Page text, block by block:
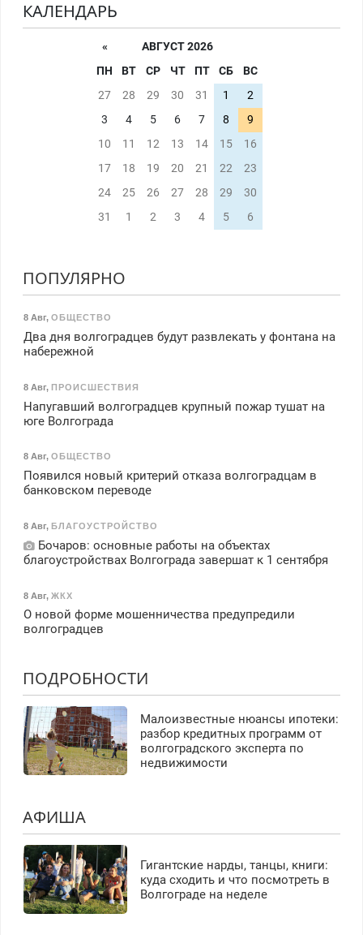
КАЛЕНДАРЬ
«
АВГУСТ 2026
ПН
ВТ СР ЧТ ПТ СБ
ВС
27
28 29 30 31 1
2
3
4 5 6 7 8
9
10
11 12 13 14 15
16
17
18 19 20 21 22
23
24
25 26 27 28 29
30
31
1 2 3 4 5 6
ПОПУЛЯРНО
8 Авг, ОБЩЕСТВО
Два дня волгоградцев будут развлекать у фонтана на
набережной
8 Авг, ПРОИСШЕСТВИЯ
Напугавший волгоградцев крупный пожар тушат на
юге Волгограда
8 Авг, ОБЩЕСТВО
Появился новый критерий отказа волгоградцам в
банковском переводе
8 Авг, БЛАГОУСТРОЙСТВО
Бочаров: основные работы на объектах
благоустройствах Волгограда завершат к 1 сентября
8 Авг, ЖКХ
О новой форме мошенничества предупредили
волгоградцев
ПОДРОБНОСТИ
Малоизвестные нюансы ипотеки:
разбор кредитных программ от
волгоградского эксперта по
недвижимости
АФИША
Гигантские нарды, танцы, книги:
куда сходить и что посмотреть в
Волгограде на неделе